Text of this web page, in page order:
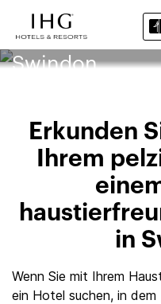
Swindon
Erkunden
Ihrem
in
Wenn Sie mit Ihrem
ein Hotel suchen, in